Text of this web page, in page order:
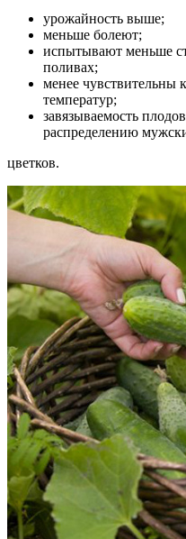
урожайность выше;
меньше болеют;
испытывают меньше
поливах;
менее чувствительны
температур;
завязываемость
распределению
цветков.